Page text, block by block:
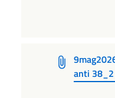
anti 38_2